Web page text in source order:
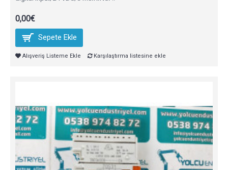
0,00€
Sepete Ekle
Alışveriş Listeme Ekle Karşılaştırma listesine ekle